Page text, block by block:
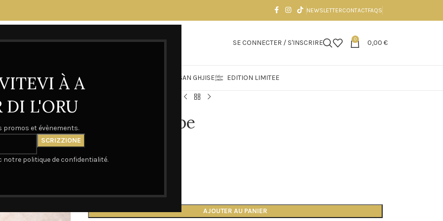
À A
DI L'ORU
promos et évènements.
notre politique de confidentialité.
NEWSLETTERCONTACTFAQS
SE CONNECTER / S'INSCRIRE 0 0,00 €
DI E MAMME CASA D’ORU SAN GHJISE EDITION LIMITEE
Bracelet Tube
AJOUTER AU PANIER